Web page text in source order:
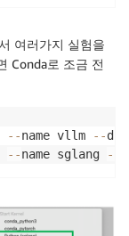
여러가지 실험을
Conda로 조금 전
- -name vllm - -
- -name sglang -